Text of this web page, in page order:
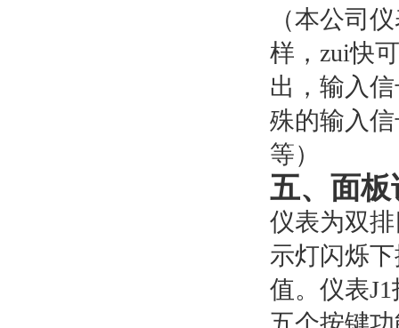
（本公司
样，zui快
出，输入
殊的输入
等）
五、面板
仪表为双
示灯闪烁
值。仪表